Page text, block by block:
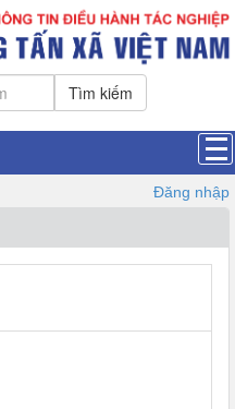
Tìm kiếm
Đăng nhập